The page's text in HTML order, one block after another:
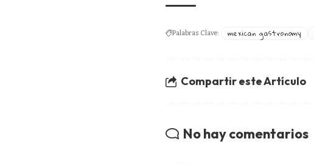
Palabras Clave: mexican gastronomy
Compartir este Artículo
No hay comentarios